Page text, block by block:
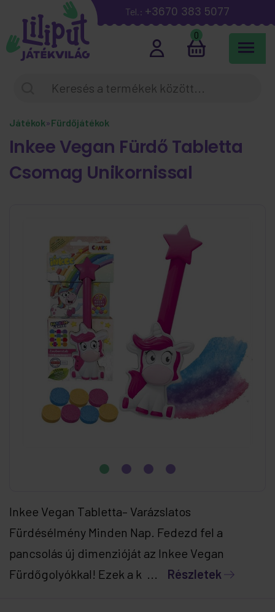
Tel.: +3670 383 5077
0
Játékok»Fürdőjátékok
Inkee Vegan Fürdő Tabletta
Csomag Unikornissal
Inkee Vegan Tabletta– Varázslatos
Fürdésélmény Minden Nap. Fedezd fel a
pancsolás új dimenzióját az Inkee Vegan
Fürdőgolyókkal! Ezek a k ... Részletek